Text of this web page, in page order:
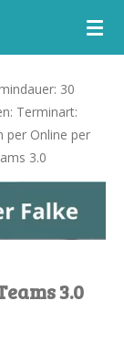
30
Terminart:
per Online per
3.0
3.0